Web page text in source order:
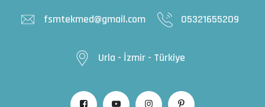
fsmtekmed@gmail.com 05321655209
Urla - İzmir - Türkiye